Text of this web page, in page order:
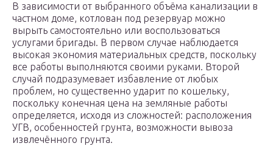
В зависимости от выбранного объёма канализации в
частном доме, котлован под резервуар можно
вырыть самостоятельно или воспользоваться
услугами бригады. В первом случае наблюдается
высокая экономия материальных средств, поскольку
все работы выполняются своими руками. Второй
случай подразумевает избавление от любых
проблем, но существенно ударит по кошельку,
поскольку конечная цена на земляные работы
определяется, исходя из сложностей: расположения
УГВ, особенностей грунта, возможности вывоза
извлечённого грунта.